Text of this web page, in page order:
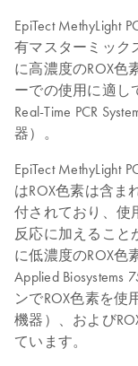
EpiTect MethyLight
有マスターミック
に高濃度のROX色
ーでの使用に適し
Real-Time PCR
器）。
EpiTect MethyLight
はROX色素は含ま
付されており、使
反応に加えること
に低濃度のROX色
Applied Biosystems
ンでROX色素を使
機器）、および
ています。